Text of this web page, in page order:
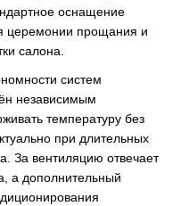
оснащение
церемонии прощания и
салона.
систем
независимым
температуру без
при длительных
За вентиляцию отвечает
а дополнительный